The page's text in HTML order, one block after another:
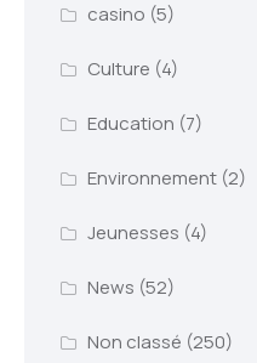
casino (5)
Culture (4)
Education (7)
Environnement(2)
Jeunesses (4)
News (52)
Non classé (250)